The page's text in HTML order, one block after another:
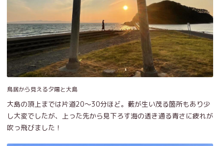
鳥居から見える夕陽と大島
大島の頂上までは片道20～30分ほど。藪が生い茂る箇所もあり少
し大変でしたが、上った先から見下ろす海の透き通る青さに疲れが
吹っ飛びました！